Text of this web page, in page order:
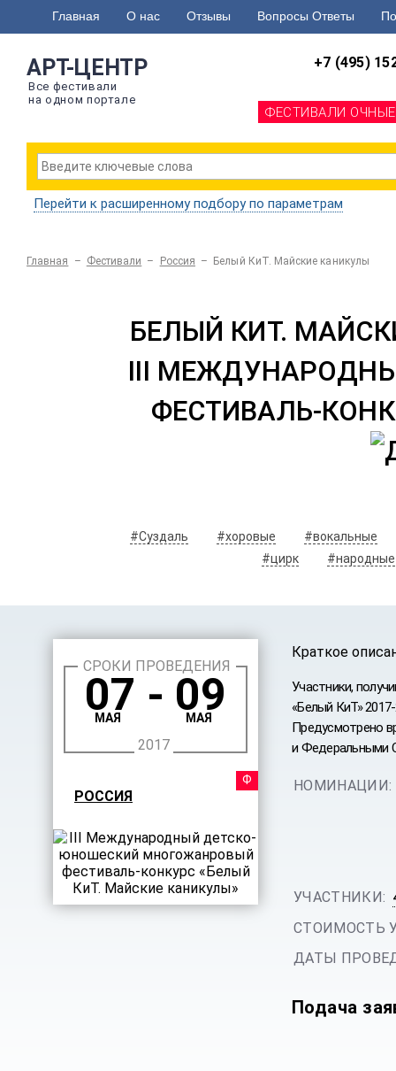
Главная О нас Отзывы Вопросы Ответы
АРТ-ЦЕНТР
Все фестивали
на одном портале
+7 (495)
ФЕСТИВАЛИ ОЧНЫЕ
Перейти к расширенному подбору по параметрам
Главная – Фестивали – Россия – Белый КиТ. Майские каникулы
БЕЛЫЙ КИТ.
III
ФЕСТИВАЛЬ-
#Суздаль #хоровые
#вокальные
#цирк
#народные
СРОКИ ПРОВЕДЕНИЯ
07 - 09
МАЯ МАЯ
2017
РОССИЯ
Краткое
Участники,
«Белый КиТ»
Предусмотрено
и Федеральными
НОМИНАЦИИ:
УЧАСТНИКИ:
СТОИМОСТЬ
ДАТЫ
Подача